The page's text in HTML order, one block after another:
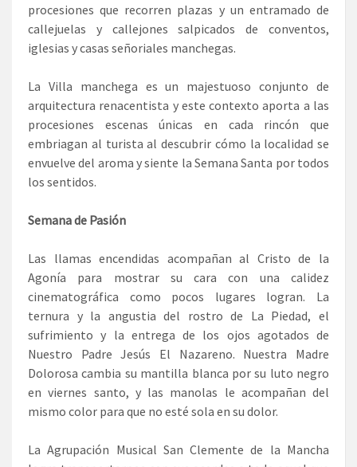
procesiones que recorren plazas y un entramado de
callejuelas y callejones salpicados de conventos,
iglesias y casas señoriales manchegas.
La Villa manchega es un majestuoso conjunto de
arquitectura renacentista y este contexto aporta a las
procesiones escenas únicas en cada rincón que
embriagan al turista al descubrir cómo la localidad se
envuelve del aroma y siente la Semana Santa por todos
los sentidos.
Semana de Pasión
Las llamas encendidas acompañan al Cristo de la
Agonía para mostrar su cara con una calidez
cinematográfica como pocos lugares logran. La
ternura y la angustia del rostro de La Piedad, el
sufrimiento y la entrega de los ojos agotados de
Nuestro Padre Jesús El Nazareno. Nuestra Madre
Dolorosa cambia su mantilla blanca por su luto negro
en viernes santo, y las manolas le acompañan del
mismo color para que no esté sola en su dolor.
La Agrupación Musical San Clemente de la Mancha